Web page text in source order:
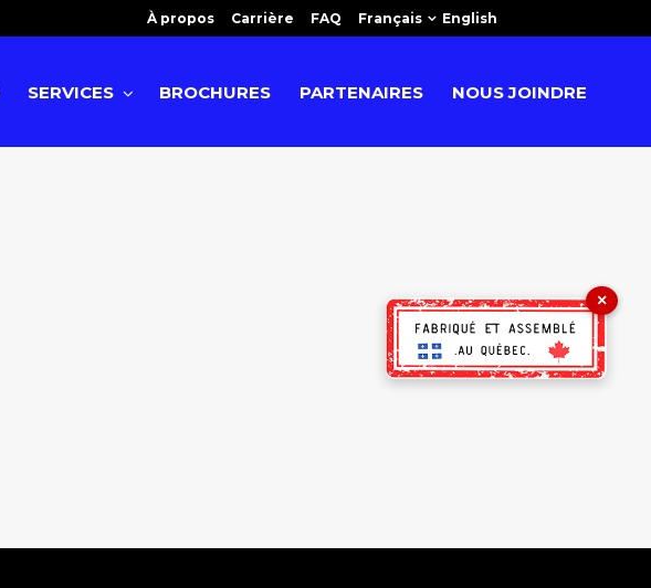
À propos Carrière FAQ Français English
SERVICES BROCHURES PARTENAIRES NOUS JOINDRE
×